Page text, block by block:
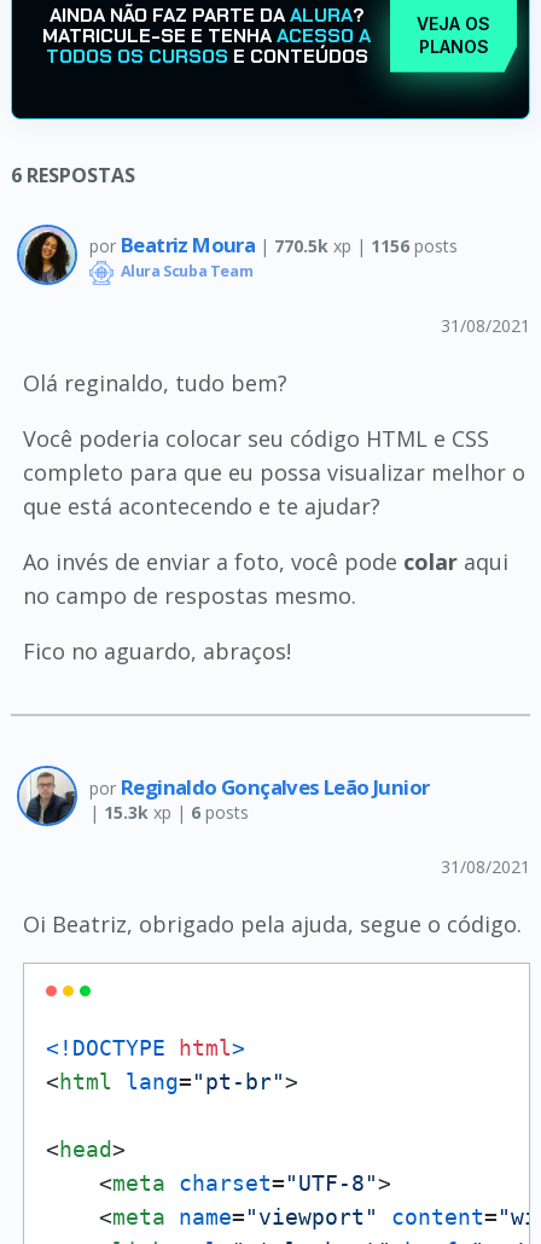
AINDA NÃO FAZ PARTE DAALURA?
MATRICULE-SE E TENHAACESSO A
TODOS OS CURSOS E CONTEÚDOS
VEJA OS
PLANOS
6 RESPOSTAS
por Beatriz Moura | 770.5kxp | 1156posts
Alura Scuba Team
31/08/2021
Olá reginaldo, tudo bem?
Você poderia colocar seu código HTML e CSS
completo para que eu possa visualizar melhor o
que está acontecendo e te ajudar?
Ao invés de enviar a foto, você pode colaraqui
no campo de respostas mesmo.
Fico no aguardo, abraços!
por Reginaldo Gonçalves Leão Junior
| 15.3kxp | 6posts
31/08/2021
Oi Beatriz, obrigado pela ajuda, segue o código.
<!DOCTYPE html>
<html lang="pt-br">
<head>
<meta charset="UTF-8">
<meta name="viewport" content=